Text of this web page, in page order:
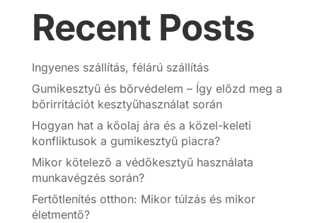
Recent Posts
Ingyenes szállítás, félárú szállítás
Gumikesztyű és bőrvédelem – Így előzd meg a
bőrirritációt kesztyűhasználat során
Hogyan hat a kőolaj ára és a közel-keleti
konfliktusok a gumikesztyű piacra?
Mikor kötelező a védőkesztyű használata
munkavégzés során?
Fertőtlenítés otthon: Mikor túlzás és mikor
életmentő?